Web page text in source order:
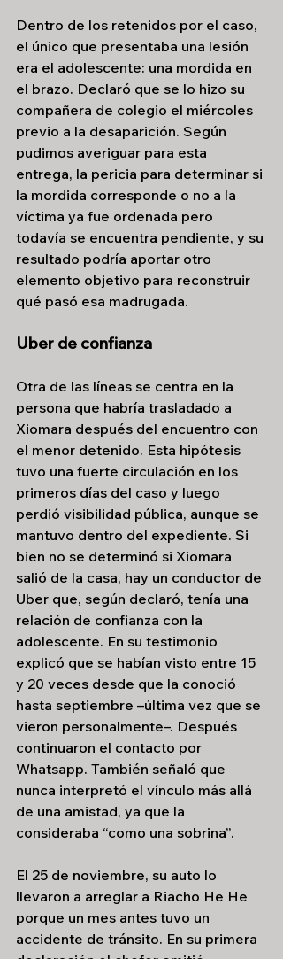
Dentro de los retenidos por el caso,
el único que presentaba una lesión
era el adolescente: una mordida en
el brazo. Declaró que se lo hizo su
compañera de colegio el miércoles
previo a la desaparición. Según
pudimos averiguar para esta
entrega, la pericia para determinar si
la mordida corresponde o no a la
víctima ya fue ordenada pero
todavía se encuentra pendiente, y su
resultado podría aportar otro
elemento objetivo para reconstruir
qué pasó esa madrugada.
Uber de confianza
Otra de las líneas se centra en la
persona que habría trasladado a
Xiomara después del encuentro con
el menor detenido. Esta hipótesis
tuvo una fuerte circulación en los
primeros días del caso y luego
perdió visibilidad pública, aunque se
mantuvo dentro del expediente. Si
bien no se determinó si Xiomara
salió de la casa, hay un conductor de
Uber que, según declaró, tenía una
relación de confianza con la
adolescente. En su testimonio
explicó que se habían visto entre 15
y 20 veces desde que la conoció
hasta septiembre –última vez que se
vieron personalmente–. Después
continuaron el contacto por
Whatsapp. También señaló que
nunca interpretó el vínculo más allá
de una amistad, ya que la
consideraba “como una sobrina”.
El 25 de noviembre, su auto lo
llevaron a arreglar a Riacho He He
porque un mes antes tuvo un
accidente de tránsito. En su primera